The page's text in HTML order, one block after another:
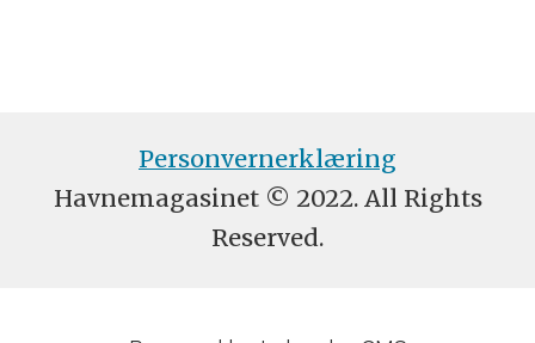
Personvernerklæring
Havnemagasinet © 2022. All Rights
Reserved.